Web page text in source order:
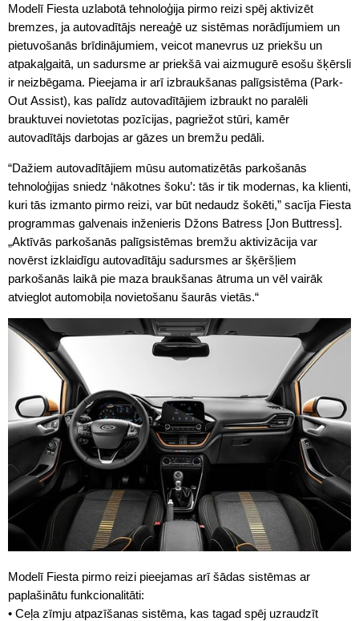
Modelī Fiesta uzlabotā tehnoloģija pirmo reizi spēj aktivizēt
bremzes, ja autovadītājs nereaģē uz sistēmas norādījumiem un
pietuvošanās brīdinājumiem, veicot manevrus uz priekšu un
atpakaļgaitā, un sadursme ar priekšā vai aizmugurē esošu šķērsli
ir neizbēgama. Pieejama ir arī izbraukšanas palīgsistēma (Park-
Out Assist), kas palīdz autovadītājiem izbraukt no paralēli
brauktuvei novietotas pozīcijas, pagriežot stūri, kamēr
autovadītājs darbojas ar gāzes un bremžu pedāli.
“Dažiem autovadītājiem mūsu automatizētās parkošanās
tehnoloģijas sniedz ‘nākotnes šoku’: tās ir tik modernas, ka klienti,
kuri tās izmanto pirmo reizi, var būt nedaudz šokēti,” sacīja Fiesta
programmas galvenais inženieris Džons Batress [Jon Buttress].
„Aktīvās parkošanās palīgsistēmas bremžu aktivizācija var
novērst izklaidīgu autovadītāju sadursmes ar šķēršļiem
parkošanās laikā pie maza braukšanas ātruma un vēl vairāk
atvieglot automobiļa novietošanu šaurās vietās.“
Modelī Fiesta pirmo reizi pieejamas arī šādas sistēmas ar
paplašinātu funkcionalitāti:
• Ceļa zīmju atpazīšanas sistēma, kas tagad spēj uzraudzīt